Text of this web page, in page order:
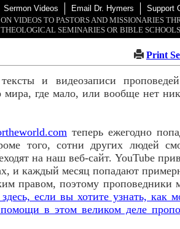
Sermon Videos Email Dr. Hymers Support
VIDEOS TO PASTORS AND MISSIONARIES
SEMINARIES OR BIBLE
Print
и видеозаписи
мира, где мало, или вообще нет
теперь ежегодно
того, сотни других людей
на наш веб-сайт. YouTube
и каждый месяц попадают
правом, поэтому проповедники
если вы хотите узнать, как
в этом великом деле